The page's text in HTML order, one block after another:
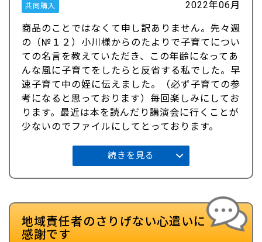
共同購入 2022年06月
商品のことではなくて申し訳ありません。先々週
の（№１２）小川様からのたよりで子育てについ
ての名言を教えていただき、この年齢になってあ
んな風に子育てをしたらと反省する私でした。早
速子育て中の姪に伝えました。（必ず子育ての参
考になると思っております）毎回楽しみにしてお
ります。最近は本を読んだり講演会に行くことが
少ないのでファイルにしてとっております。
続きを見る
地域責任者のさりげない心遣いに
感謝です